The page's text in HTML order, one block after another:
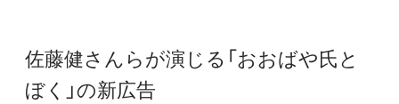
佐藤健さんらが演じる「おおばや氏と
ぼく」の新広告